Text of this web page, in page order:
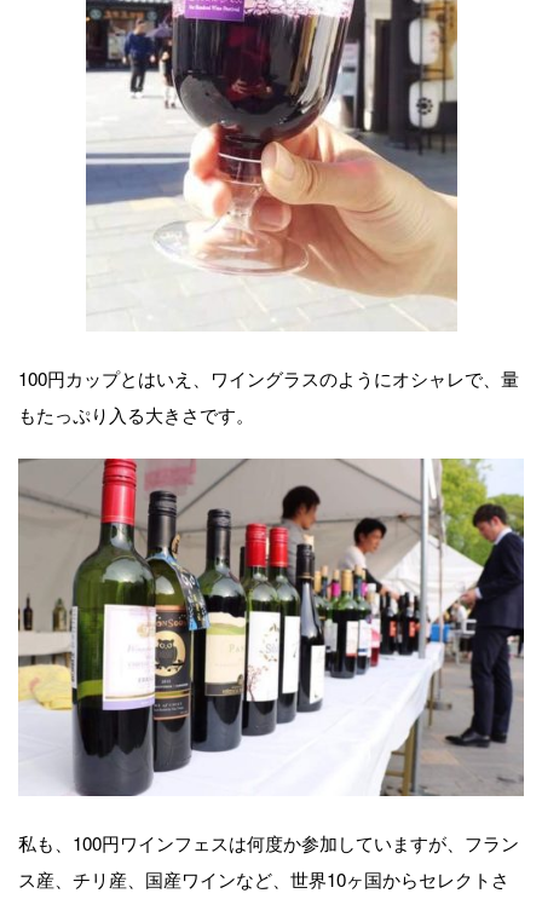
100円カップとはいえ、ワイングラスのようにオシャレで、量
もたっぷり入る大きさです。
私も、100円ワインフェスは何度か参加していますが、フラン
ス産、チリ産、国産ワインなど、世界10ヶ国からセレクトさ